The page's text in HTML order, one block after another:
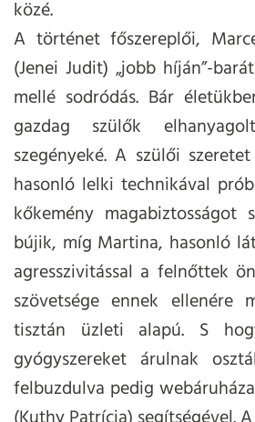
közé.
A történet főszereplői,
(Jenei Judit) „jobb híján”-
mellé sodródás. Bár
gazdag szülők
szegényeké. A szülői
hasonló lelki technikával
kőkemény magabiztosságot
bújik, míg Martina, hasonló
agresszivitással a felnőttek
szövetsége ennek ellenére
tisztán üzleti alapú. S
gyógyszereket árulnak
felbuzdulva pedig